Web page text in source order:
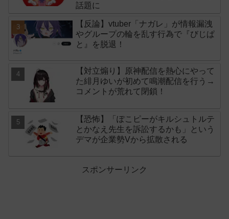
話題に
【反論】vtuber「ナガレ」が情報漏洩
やグループの輪を乱す行為で『びじぱ
と』を脱退！
【対立煽り】原神配信を熱心にやって
た緋月ゆいが初めて鳴潮配信を行う→
コメントが荒れて閉鎖！
【恐怖】「ぽこピーがキルシュトルテ
とかなえ先生を訴訟するかも」という
デマが企業勢Vから拡散される
スポンサーリンク